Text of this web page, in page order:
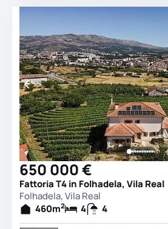
650 000 €
Fattoria T4 in Folhadela, Vila Real
Folhadela, Vila Real
460m2 4 4